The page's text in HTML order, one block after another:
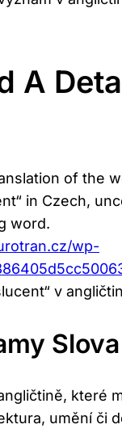
A
of the
in Czech,
word.
wp-
v
umění či